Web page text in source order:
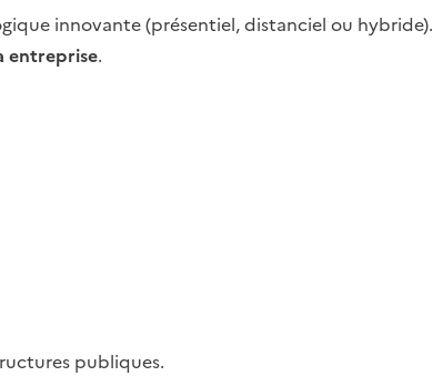
innovante (présentiel, distanciel ou hybride).
entreprise.
publiques.